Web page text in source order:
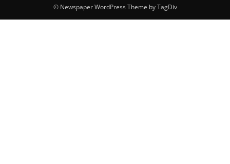
© Newspaper WordPress Theme by TagDiv